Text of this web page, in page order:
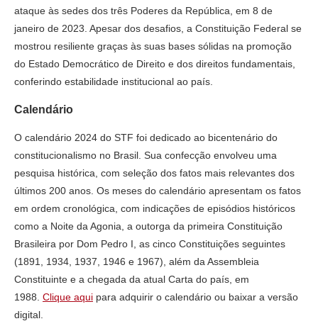
ataque às sedes dos três Poderes da República, em 8 de
janeiro de 2023. Apesar dos desafios, a Constituição Federal se
mostrou resiliente graças às suas bases sólidas na promoção
do Estado Democrático de Direito e dos direitos fundamentais,
conferindo estabilidade institucional ao país.
Calendário
O calendário 2024 do STF foi dedicado ao bicentenário do
constitucionalismo no Brasil. Sua confecção envolveu uma
pesquisa histórica, com seleção dos fatos mais relevantes dos
últimos 200 anos. Os meses do calendário apresentam os fatos
em ordem cronológica, com indicações de episódios históricos
como a Noite da Agonia, a outorga da primeira Constituição
Brasileira por Dom Pedro I, as cinco Constituições seguintes
(1891, 1934, 1937, 1946 e 1967), além da Assembleia
Constituinte e a chegada da atual Carta do país, em
1988. Clique aqui para adquirir o calendário ou baixar a versão
digital.